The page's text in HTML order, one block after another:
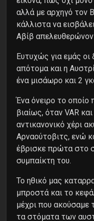
αλλά με αρχηγό τον
κάλλιστα να
Αβίβ
Ευτυχώς για εμάς οι
απότομα και η
ένα μισάωρο και 2
Ένα όνειρο το
βιαίως, όταν VAR
αντικανονικό χέρι
Αρναούτοβιτς, ενώ
έβρισκε πρώτα στο
συμπαίκτη του.
Το ηθικό μας
μπροστά και το
μέχρι που ακούσαμε
τα στόματα των